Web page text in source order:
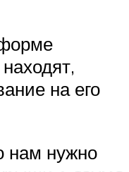
на его
нам нужно